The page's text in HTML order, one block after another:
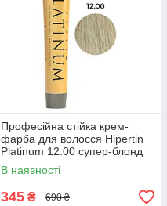
Професійна стійка крем-
фарба для волосся Hipertin
Platinum 12.00 супер-блонд
натуральний інтенсивний
60мл
В наявності
345 ₴ 690 ₴